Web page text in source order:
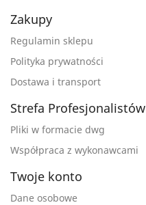
Zakupy
Regulamin sklepu
Polityka prywatności
Dostawa i transport
Strefa Profesjonalistów
Pliki w formacie dwg
Współpraca z wykonawcami
Twoje konto
Dane osobowe